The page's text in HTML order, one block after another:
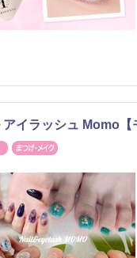
アイラッシュ Momo【
ネイル